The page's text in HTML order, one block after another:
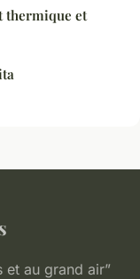
thermique et
et au grand air”